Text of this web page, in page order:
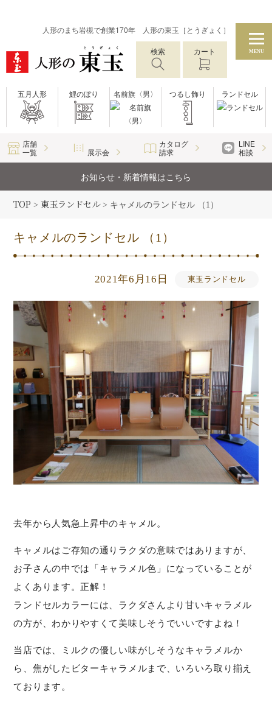
人形のまち岩槻で創業170年 人形の東玉［とうぎょく］
検索 カート MENU
五月人形 鯉のぼり 名前旗〈男〉 つるし飾り ランドセル
店舗
一覧
展示会
カタログ
請求
LINE
相談
お知らせ・新着情報はこちら
TOP > 東玉ランドセル> キャメルのランドセル （1）
キャメルのランドセル （1）
2021年6月16日 東玉ランドセル
去年から人気急上昇中のキャメル。
キャメルはご存知の通りラクダの意味ではありますが、
お子さんの中では「キャラメル色」になっていることが
よくあります。正解！
ランドセルカラーには、ラクダさんより甘いキャラメル
の方が、わかりやすくて美味しそうでいいですよね！
当店では、ミルクの優しい味がしそうなキャラメルか
ら、焦がしたビターキャラメルまで、いろいろ取り揃え
ております。